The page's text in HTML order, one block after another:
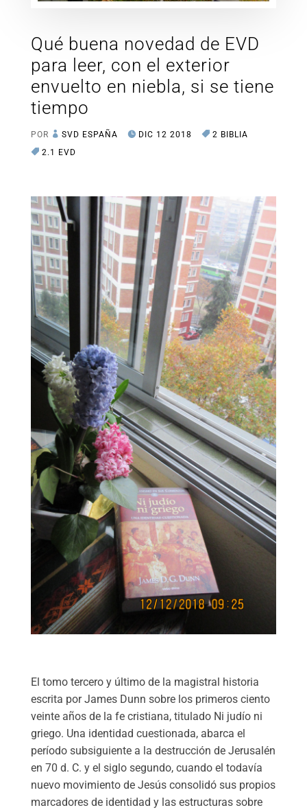
Qué buena novedad de EVD
para leer, con el exterior
envuelto en niebla, si se tiene
tiempo
POR SVD ESPAÑA DIC 12 2018
2 BIBLIA
2.1 EVD
El tomo tercero y último de la magistral historia
escrita por James Dunn sobre los primeros ciento
veinte años de la fe cristiana, titulado Ni judío ni
griego. Una identidad cuestionada, abarca el
período subsiguiente a la destrucción de Jerusalén
en 70 d. C. y el siglo segundo, cuando el todavía
nuevo movimiento de Jesús consolidó sus propios
marcadores de identidad y las estructuras sobre